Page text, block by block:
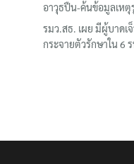
อาวุธปืน-ค้นข้อมูลเหตุ
รมว.สธ. เผย มีผู้บาดเ
กระจายตัวรักษาใน 6